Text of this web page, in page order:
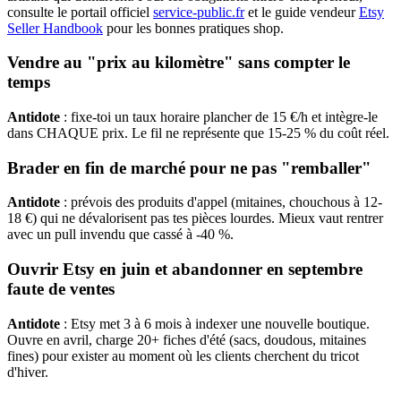
consulte le portail officiel service-public.fret le guide vendeurEtsy
Seller Handbook pour les bonnes pratiques shop.
Vendre au "prix au kilomètre" sans compter le
temps
Antidote : fixe-toi un taux horaire plancher de 15 €/h et intègre-le
dans CHAQUE prix. Le fil ne représente que 15-25 % du coût réel.
Brader en fin de marché pour ne pas "remballer"
Antidote : prévois des produits d'appel (mitaines, chouchous à 12-
18 €) qui ne dévalorisent pas tes pièces lourdes. Mieux vaut rentrer
avec un pull invendu que cassé à -40 %.
Ouvrir Etsy en juin et abandonner en septembre
faute de ventes
Antidote : Etsy met 3 à 6 mois à indexer une nouvelle boutique.
Ouvre en avril, charge 20+ fiches d'été (sacs, doudous, mitaines
fines) pour exister au moment où les clients cherchent du tricot
d'hiver.